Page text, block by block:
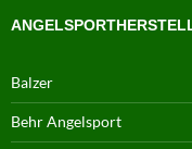
Balzer
Behr Angelsport